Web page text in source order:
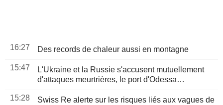
16:27 Des records de chaleur aussi en montagne
15:47
L'Ukraine et la Russie s'accusent mutuellement
d'attaques meurtrières, le port d'Odessa
15:28
Swiss Re alerte sur les risques liés aux vagues de